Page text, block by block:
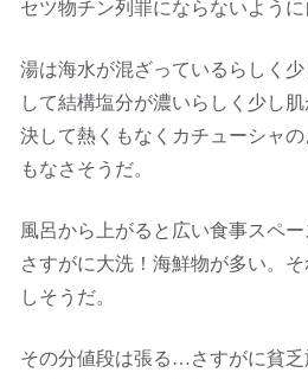
セツ物チン列罪にならないように
湯は海水が混ざっているらしく
して結構塩分が濃いらしく少し
決して熱くもなくカチューシャ
もなさそうだ。
風呂から上がると広い食事スペ
さすがに大洗！海鮮物が多い。
しそうだ。
その分値段は張る…さすがに貧